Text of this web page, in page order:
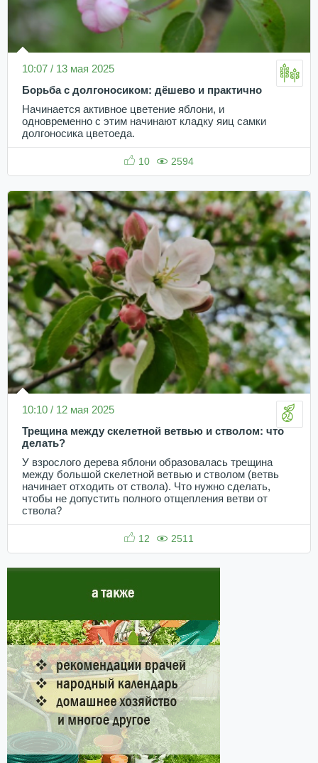
10:07 / 13 мая 2025
Борьба с долгоносиком: дёшево и практично
Начинается активное цветение яблони, и
одновременно с этим начинают кладку яиц самки
долгоносика цветоеда.
10 2594
10:10 / 12 мая 2025
Трещина между скелетной ветвью и стволом: что
делать?
У взрослого дерева яблони образовалась трещина
между большой скелетной ветвью и стволом (ветвь
начинает отходить от ствола). Что нужно сделать,
чтобы не допустить полного отщепления ветви от
ствола?
12 2511